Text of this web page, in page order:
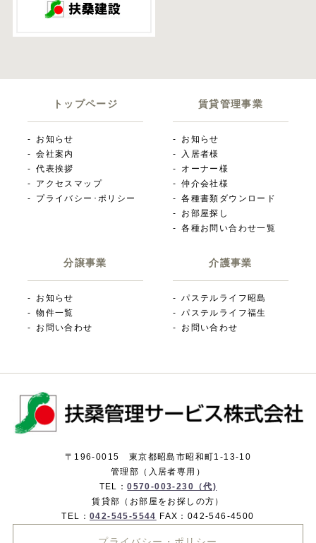
トップページ
お知らせ
会社案内
代表挨拶
アクセスマップ
プライバシー･ポリシー
賃貸管理事業
お知らせ
入居者様
オーナー様
仲介会社様
各種書類ダウンロード
お部屋探し
各種お問い合わせ一覧
分譲事業
お知らせ
物件一覧
お問い合わせ
介護事業
パステルライフ昭島
パステルライフ福生
お問い合わせ
〒196-0015 東京都昭島市昭和町1-13-10
管理部（入居者専用）
TEL：0570-003-230（代)
賃貸部（お部屋をお探しの方）
TEL： 042-545-5544 FAX：042-546-4500